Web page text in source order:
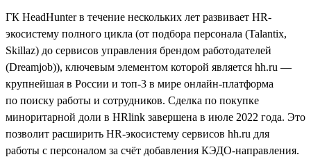
ГК HeadHunter в течение нескольких лет развивает HR-
экосистему полного цикла (от подбора персонала (Talantix,
Skillaz) до сервисов управления брендом работодателей
(Dreamjob)), ключевым элементом которой является hh.ru —
крупнейшая в России и топ-3 в мире онлайн-платформа
по поиску работы и сотрудников. Сделка по покупке
миноритарной доли в HRlink завершена в июле 2022 года. Это
позволит расширить HR-экосистему сервисов hh.ru для
работы с персоналом за счёт добавления КЭДО-направления.